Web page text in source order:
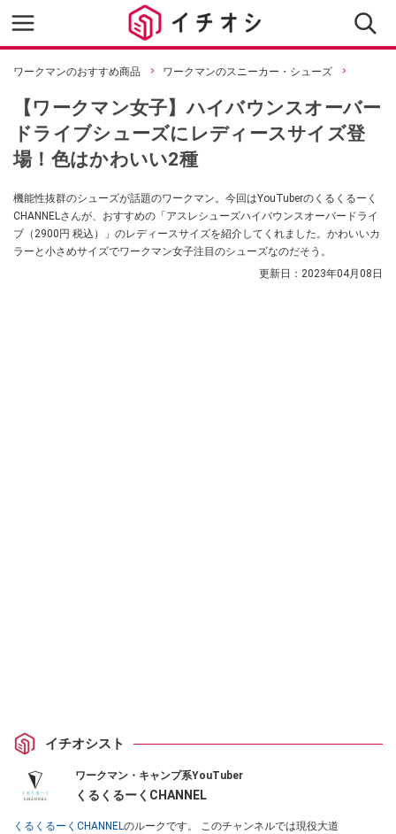
ワークマンのおすすめ商品 ワークマンのスニーカー・シューズ
【ワークマン女子】ハイバウンスオーバー
ドライブシューズにレディースサイズ登
場！色はかわいい2種
機能性抜群のシューズが話題のワークマン。今回はYouTuberのくるくるーく
CHANNELさんが、おすすめの「アスレシューズハイバウンスオーバードライ
ブ（2900円 税込）」のレディースサイズを紹介してくれました。かわいいカ
ラーと小さめサイズでワークマン女子注目のシューズなのだそう。
更新日： 2023年04月08日
イチオシスト
ワークマン・キャンプ系YouTuber
くるくるーくCHANNEL
くるくるーくCHANNELのルークです。 このチャンネルでは現役大道